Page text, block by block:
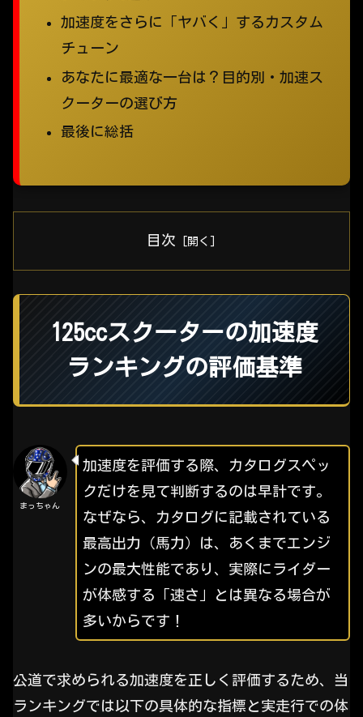
加速度をさらに「ヤバく」するカスタム
チューン
あなたに最適な一台は？目的別・加速ス
クーターの選び方
最後に総括
目次
125ccスクーターの加速度
ランキングの評価基準
まっちゃん
加速度を評価する際、カタログスペッ
クだけを見て判断するのは早計です。
なぜなら、カタログに記載されている
最高出力（馬力）は、あくまでエンジ
ンの最大性能であり、実際にライダー
が体感する「速さ」とは異なる場合が
多いからです！
公道で求められる加速度を正しく評価するため、当
ランキングでは以下の具体的な指標と実走行での体